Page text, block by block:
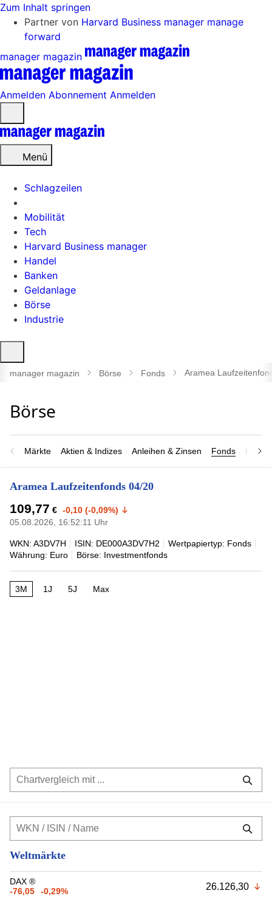
Zum Inhalt springen
Partner von Harvard Business manager manage
forward
manager magazin
Anmelden Abonnement Anmelden
öffnen
Menü
Schlagzeilen
Mobilität
Tech
Harvard Business manager
Handel
Banken
Geldanlage
Börse
Industrie
öffnen
manager magazin Börse Fonds Aramea
Märkte Aktien & Indizes Anleihen & Zinsen Fonds
Aramea Laufzeitenfonds 04/20
109,77 € -0,10 (-0,09%)
05.08.2026, 16:52:11 Uhr
WKN: A3DV7H ISIN: DE000A3DV7H2
Wertpapiertyp: Fonds
Währung: Euro
Börse: Investmentfonds
3M 1J 5J Max
Weltmärkte
DAX ®
-76,05
-0,29% 26.126,30